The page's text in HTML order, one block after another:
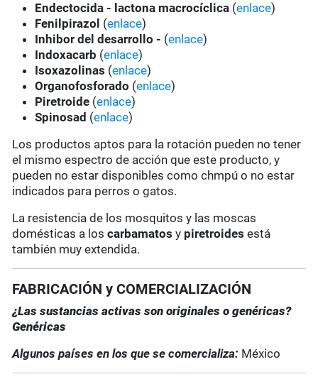
Endectocida - lactona macrocíclica (enlace)
Fenilpirazol (enlace)
Inhibor del desarrollo - (enlace)
Indoxacarb (enlace)
Isoxazolinas (enlace)
Organofosforado (enlace)
Piretroide (enlace)
Spinosad (enlace)
Los productos aptos para la rotación pueden no tener
el mismo espectro de acción que este producto, y
pueden no estar disponibles como chmpú o no estar
indicados para perros o gatos.
La resistencia de los mosquitos y las moscas
domésticas a loscarbamatos y piretroides está
también muy extendida.
FABRICACIÓN y COMERCIALIZACIÓN
¿Las sustancias activas son originales o genéricas?
Genéricas
Algunos países en los que se comercializa: México